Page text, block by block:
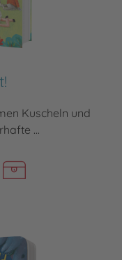
Kuscheln und
...